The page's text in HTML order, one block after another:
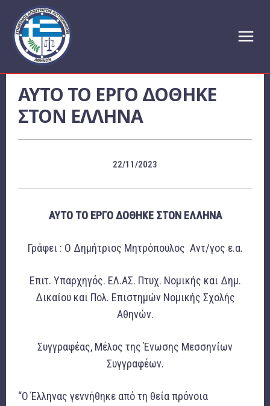
ΑΥΤΟ ΤΟ ΕΡΓΟ ΔΟΘΗΚΕ
ΣΤΟΝ ΕΛΛΗΝΑ
22/11/2023
ΑΥΤΟ ΤΟ ΕΡΓΟ ΔΟΘΗΚΕ ΣΤΟΝ ΕΛΛΗΝΑ
Γράφει : Ο Δημήτριος Μητρόπουλος Αντ/γος ε.α.
Επιτ. Υπαρχηγός. ΕΛ.ΑΣ. Πτυχ. Νομικής και Δημ.
Δικαίου και Πολ. Επιστημών Νομικής Σχολής
Αθηνών.
Συγγραφέας, Μέλος της Ένωσης Μεσσηνίων
Συγγραφέων.
“Ο Έλληνας γεννήθηκε από τη θεία πρόνοια